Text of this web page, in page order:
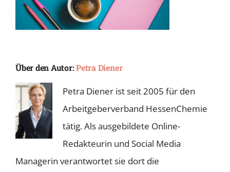
NACH:
Über den Autor:Petra Diener
Petra Diener ist seit 2005 für den
Arbeitgeberverband HessenChemie
tätig. Als ausgebildete Online-
Redakteurin und Social Media
Managerin verantwortet sie dort die